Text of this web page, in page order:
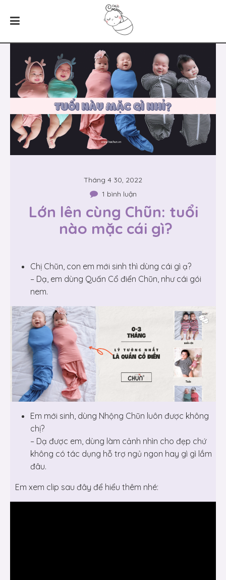
Tháng 4 30, 2022
1 bình luận
Lớn lên cùng Chũn: tuổi
nào mặc cái gì?
Chị Chũn, con em mới sinh thì dùng cái gì ạ?
– Dạ, em dùng Quấn Cổ điển Chũn, như cái gói
nem.
Em mới sinh, dùng Nhộng Chũn luôn được không
chị?
– Dạ được em, dùng làm cảnh nhìn cho đẹp chứ
không có tác dụng hỗ trợ ngủ ngon hay gì gì lắm
đâu.
Em xem clip sau đây để hiểu thêm nhé: